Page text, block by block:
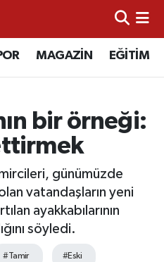
MAGAZİN EĞİTİM
bir örneği:
günümüzde
vatandaşların yeni
ayakkabılarının
söyledi.
#Tamir #Eski
Haritası
ve Fikstür